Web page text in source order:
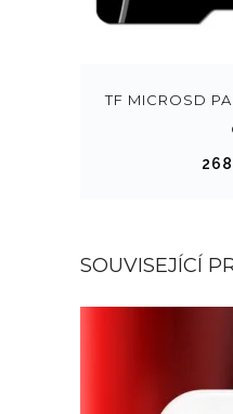
TF MICROSD
SOUVISEJÍCÍ